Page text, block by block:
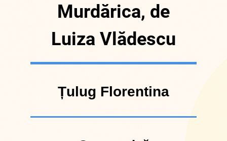
Murdărica, de
Luiza Vlădescu
Țulug Florentina